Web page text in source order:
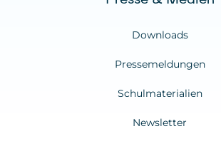
Downloads
Pressemeldungen
Schulmaterialien
Newsletter